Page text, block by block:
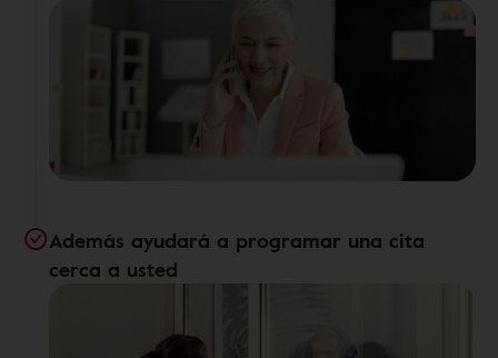
Además ayudará a programar una cita
cerca a usted